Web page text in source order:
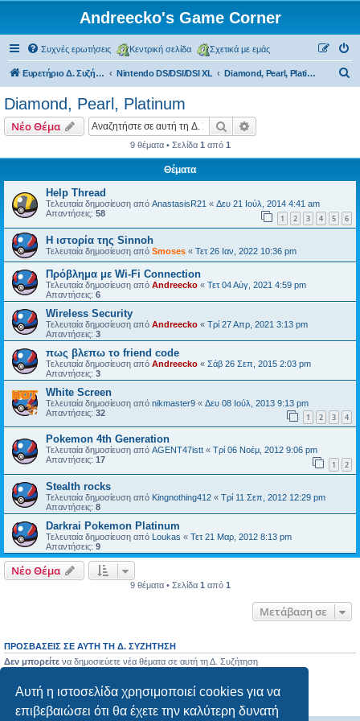
Αυτή η ιστοσελίδα χρησιμοποιεί cookies για να
επιβεβαιώσει ότι θα έχετε την καλύτερη δυνατή
Andreecko's Game Corner
Συχνές ερωτήσεις Κεντρική σελίδα Σχετικά με εμάς
Ευρετήριο Δ. Συζήτησης Nintendo DS/DSI/DSI XL Diamond, Pearl, Platinum
η
Diamond, Pearl, Platinum
Νέο Θέμα Αναζήτηση
9 θέματα • Σελίδα 1 από 1
Θέματα
Help Thread
Τελευταία δημοσίευση από AnastasisR21 « Δευ 21 Ιούλ, 2014 4:41 am
Απαντήσεις: 58 1 2 3 4 5 6
Η ιστορία της Sinnoh
Τελευταία δημοσίευση από Smoses « Τετ 26 Ιαν, 2022 10:36 pm
Πρόβλημα με Wi-Fi Connection
Τελευταία δημοσίευση από Andreecko « Τετ 04 Αύγ, 2021 4:59 pm
Απαντήσεις: 6
Wireless Security
Τελευταία δημοσίευση από Andreecko « Τρί 27 Απρ, 2021 3:13 pm
Απαντήσεις: 3
πως βλεπω το friend code
Τελευταία δημοσίευση από Andreecko « Σάβ 26 Σεπ, 2015 2:03 pm
Απαντήσεις: 3
White Screen
Τελευταία δημοσίευση από nikmaster9 « Δευ 08 Ιούλ, 2013 9:13 pm
Απαντήσεις: 32 1 2 3 4
Pokemon 4th Generation
Τελευταία δημοσίευση από AGENT47istt « Τρί 06 Νοέμ, 2012 9:06 pm
Απαντήσεις: 17 1 2
Stealth rocks
Τελευταία δημοσίευση από Kingnothing412 « Τρί 11 Σεπ, 2012 12:29 pm
Απαντήσεις: 8
Darkrai Pokemon Platinum
Τελευταία δημοσίευση από Loukas « Τετ 21 Μαρ, 2012 8:13 pm
Απαντήσεις: 9
Νέο Θέμα
9 θέματα • Σελίδα 1 από 1
Μετάβαση σε
ΠΡΟΣΒΆΣΕΙΣ ΣΕ ΑΥΤΉ ΤΗ Δ. ΣΥΖΉΤΗΣΗ
Δεν μπορείτε να δημοσιεύετε νέα θέματα σε αυτή τη Δ. Συζήτηση
Δεν μπορείτε
να επεξεργάζεστε τις δημοσιεύσεις σας σε αυτή τη Δ. Συζήτηση
Δεν μπορείτενα διαγράφετε τις δημοσιεύσεις σας σε αυτή τη Δ. Συζήτηση
Δεν μπορείτενα επισυνάπτετε αρχεία σε αυτή τη Δ. Συζήτηση